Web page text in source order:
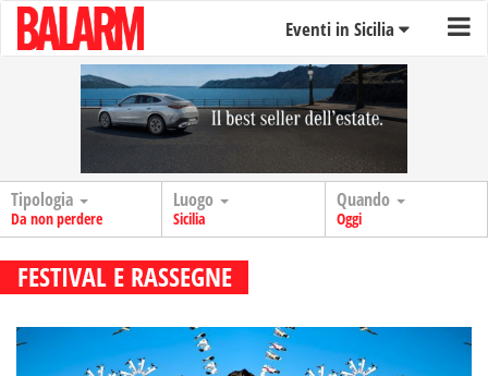
Eventi in Sicilia
Tipologia
Da non perdere
Luogo
Sicilia
Quando
Oggi
FESTIVAL E RASSEGNE